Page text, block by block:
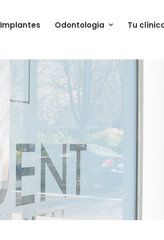
Implantes Odontologia Tu